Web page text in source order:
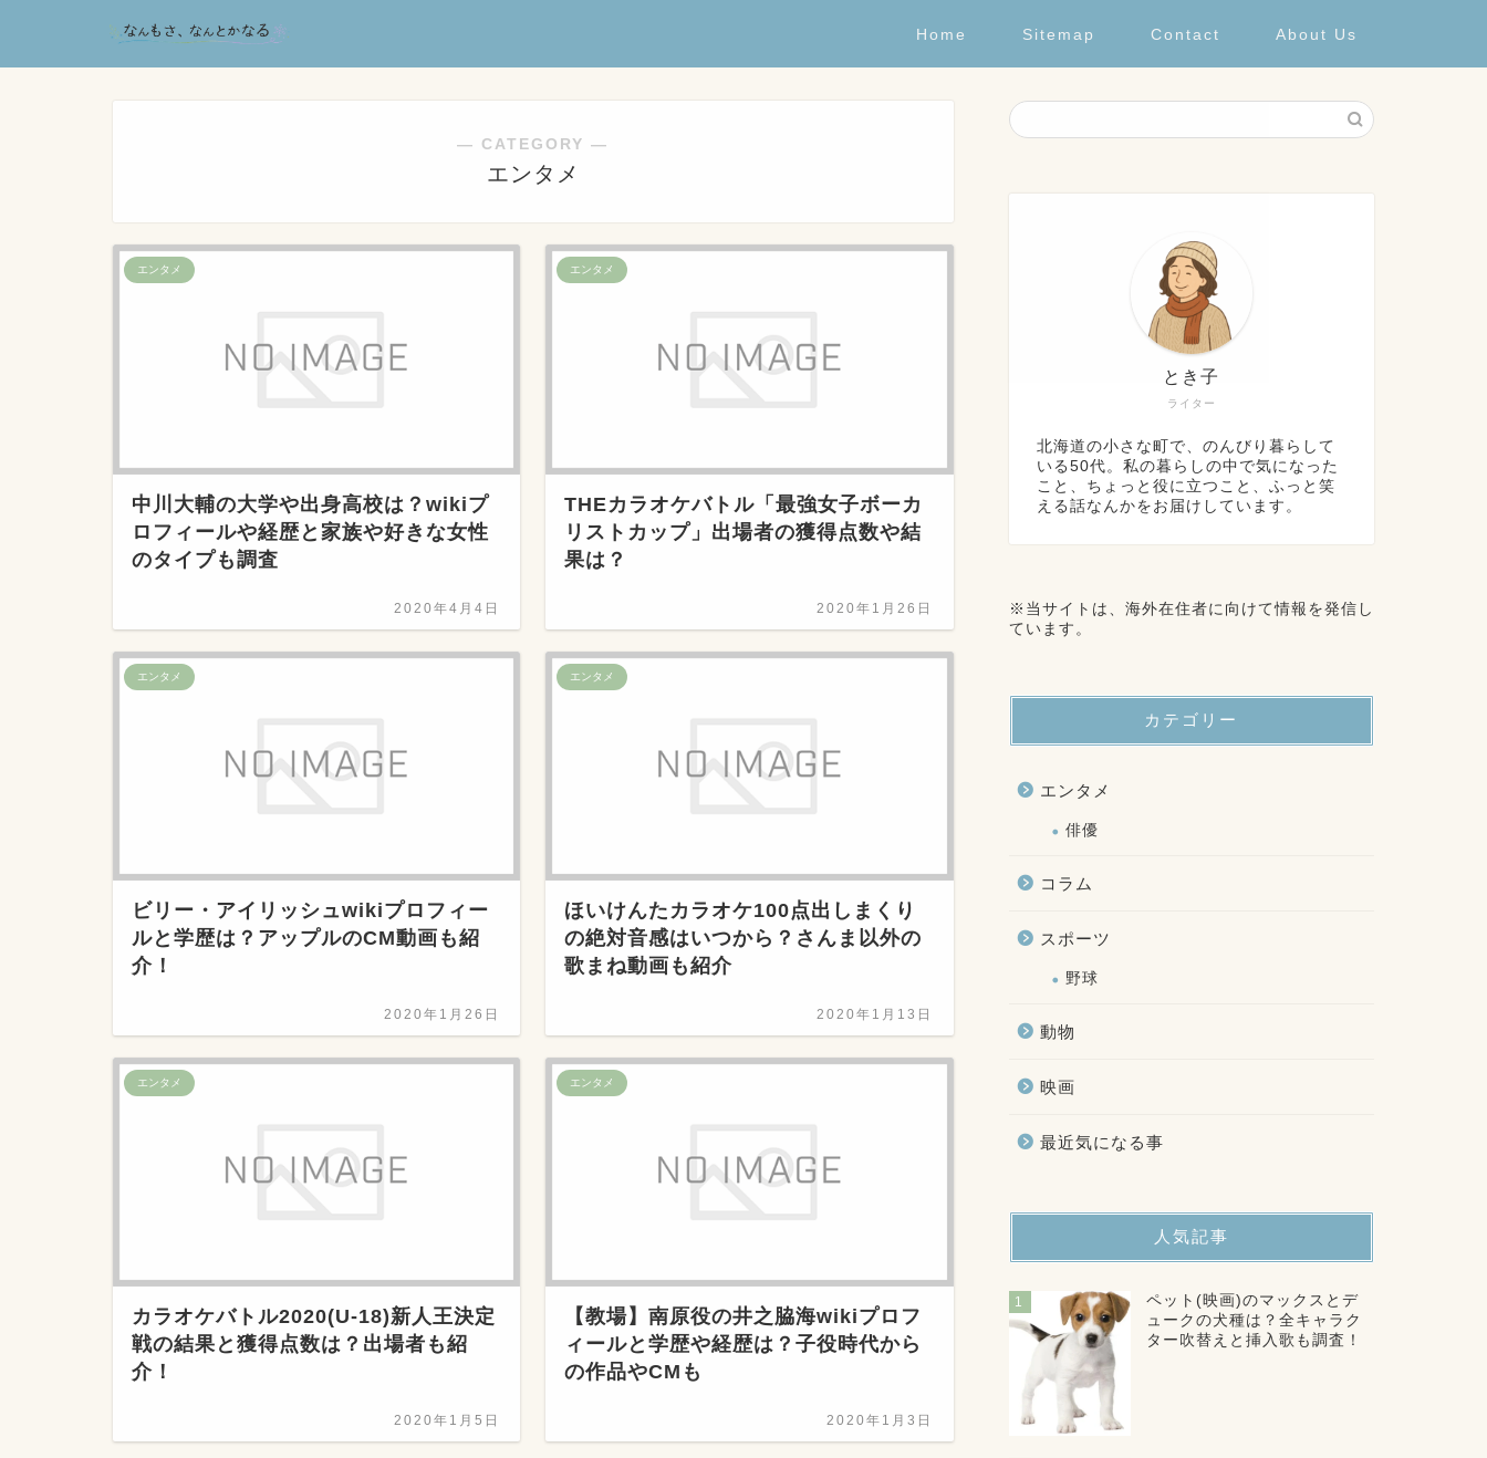
Home Sitemap Contact About Us
― CATEGORY ―
エンタメ
エンタメ
中川大輔の大学や出身高校は？wikiプ
ロフィールや経歴と家族や好きな女性
のタイプも調査
2020年4月4日
エンタメ
THEカラオケバトル「最強女子ボーカ
リストカップ」出場者の獲得点数や結
果は？
2020年1月26日
エンタメ
ビリー・アイリッシュwikiプロフィー
ルと学歴は？アップルのCM動画も紹
介！
2020年1月26日
エンタメ
ほいけんたカラオケ100点出しまくり
の絶対音感はいつから？さんま以外の
歌まね動画も紹介
2020年1月13日
エンタメ
カラオケバトル2020(U-18)新人王決定
戦の結果と獲得点数は？出場者も紹
介！
2020年1月5日
エンタメ
【教場】南原役の井之脇海wikiプロフ
ィールと学歴や経歴は？子役時代から
の作品やCMも
2020年1月3日
ライター
とき子
北海道の小さな町で、のんびり暮らして
いる50代。私の暮らしの中で気になった
こと、ちょっと役に立つこと、ふっと笑
える話なんかをお届けしています。
※当サイトは、海外在住者に向けて情報を発信し
ています。
カテゴリー
エンタメ
俳優
コラム
スポーツ
野球
動物
映画
最近気になる事
人気記事
1
ペット(映画)のマックスとデ
ュークの犬種は？全キャラク
ター吹替えと挿入歌も調査！